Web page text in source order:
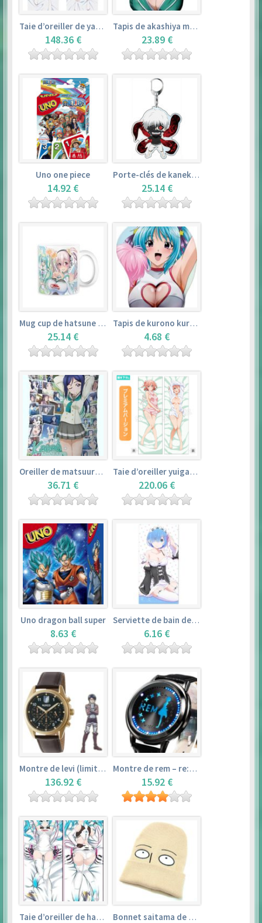
Taie d’oreiller de yamada elf – eromanga sensei
148.36 €
Tapis de akashiya moka – rosario + vampire
23.89 €
Uno one piece
14.92 €
Porte-clés de kaneki ken – tokyo ghoul
25.14 €
Mug cup de hatsune miku & super sonico – vocaloid
25.14 €
Tapis de kurono kurumu – rosario + vampire
4.68 €
Oreiller de matsuura kanan (35cm×53cm) – love live! sunshine!!
36.71 €
Taie d’oreiller yuigahama yui (50cm×150cm) – yahari ore no seishun love comedy wa machigatteiru. zoku
220.06 €
Uno dragon ball super
8.63 €
Serviette de bain de rem (120×60cm) – re:zero kara hajimeru isekai seikatsu
6.16 €
Montre de levi (limited edition) – shingeki no kyojin
136.92 €
Montre de rem – re:zero kara hajimeru isekai seikatsu
15.92 €
Taie d’oreiller de hatsune miku (150cm×50cm) – vocaloid Bonnet saitama de one punch man